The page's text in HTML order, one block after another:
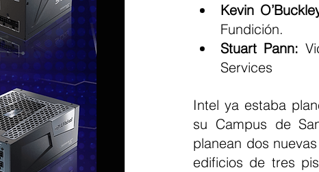
Kevin
Fundición.
Stuart Pann:
Services
Intel ya estaba
su Campus de
planean dos
edificios de tres